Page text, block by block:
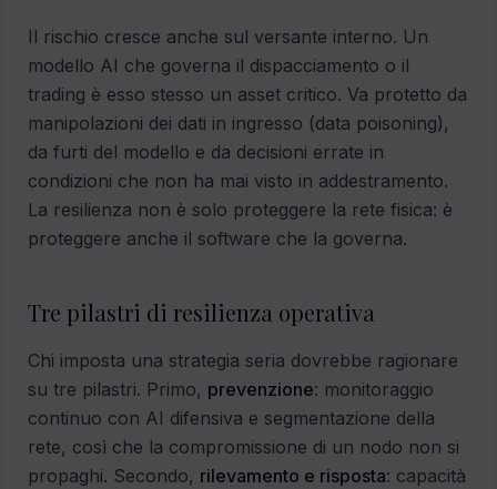
Il rischio cresce anche sul versante interno. Un
modello AI che governa il dispacciamento o il
trading è esso stesso un asset critico. Va protetto da
manipolazioni dei dati in ingresso (data poisoning),
da furti del modello e da decisioni errate in
condizioni che non ha mai visto in addestramento.
La resilienza non è solo proteggere la rete fisica: è
proteggere anche il software che la governa.
Tre pilastri di resilienza operativa
Chi imposta una strategia seria dovrebbe ragionare
su tre pilastri. Primo, prevenzione: monitoraggio
continuo con AI difensiva e segmentazione della
rete, così che la compromissione di un nodo non si
propaghi. Secondo, rilevamento e risposta: capacità